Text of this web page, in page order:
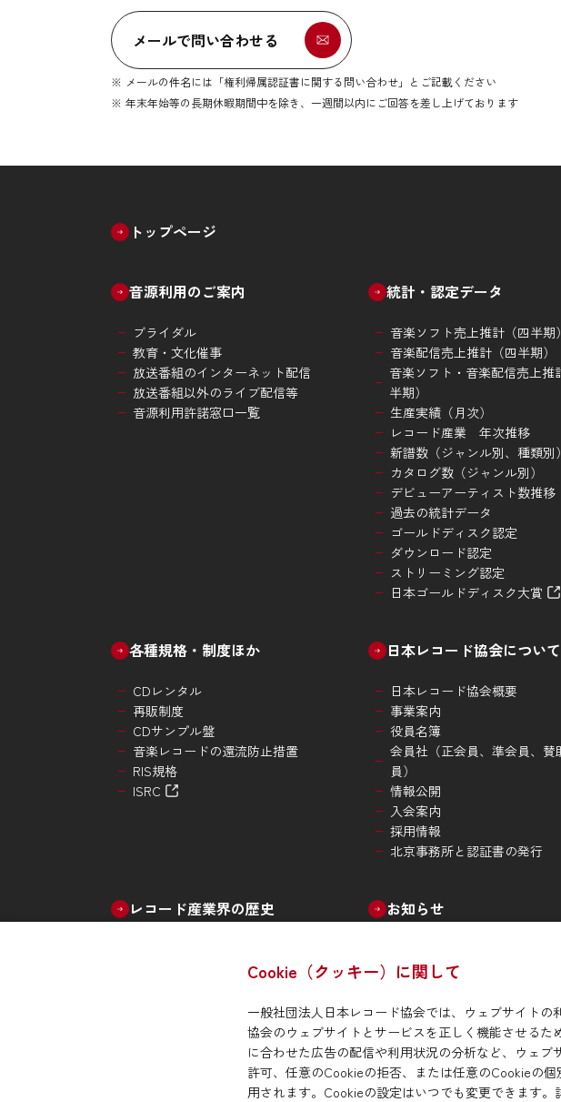
メールで問い合わせる
メールの件名には「権利帰属認証書に関する問い合わせ」とご記載ください
年末年始等の長期休暇期間中を除き、一週間以内にご回答を差し上げております
トップページ
音源利用のご案内
ブライダル
教育・文化催事
放送番組のインターネット配信
放送番組以外のライブ配信等
音源利用許諾窓口一覧
統計・認定データ
音楽ソフト売上推計（四半期）
音楽配信売上推計（四半期）
音楽ソフト・音楽配信売上推
半期）
生産実績（月次）
レコード産業 年次推移
新譜数（ジャンル別、種類別）
カタログ数（ジャンル別）
デビューアーティスト数推移
過去の統計データ
ゴールドディスク認定
ダウンロード認定
ストリーミング認定
日本ゴールドディスク大賞
各種規格・制度ほか
CDレンタル
再販制度
CDサンプル盤
音楽レコードの還流防止措置
RIS規格
ISRC
日本レコード協会について
日本レコード協会概要
事業案内
役員名簿
会員社（正会員、準会員、賛
員）
情報公開
入会案内
採用情報
北京事務所と認証書の発行
レコード産業界の歴史 お知らせ
サイトポリシー プライバシー・ポリシー 関連リンク
Cookie（クッキー）に関して
一般社団法人日本レコード協会では、ウェブサイト
協会のウェブサイトとサービスを正しく機能させる
に合わせた広告の配信や利用状況の分析など、
ウェブ
許可、任意のCookieの拒否、または任意のCookieの
用されます。Cookieの設定はいつでも変更できます。